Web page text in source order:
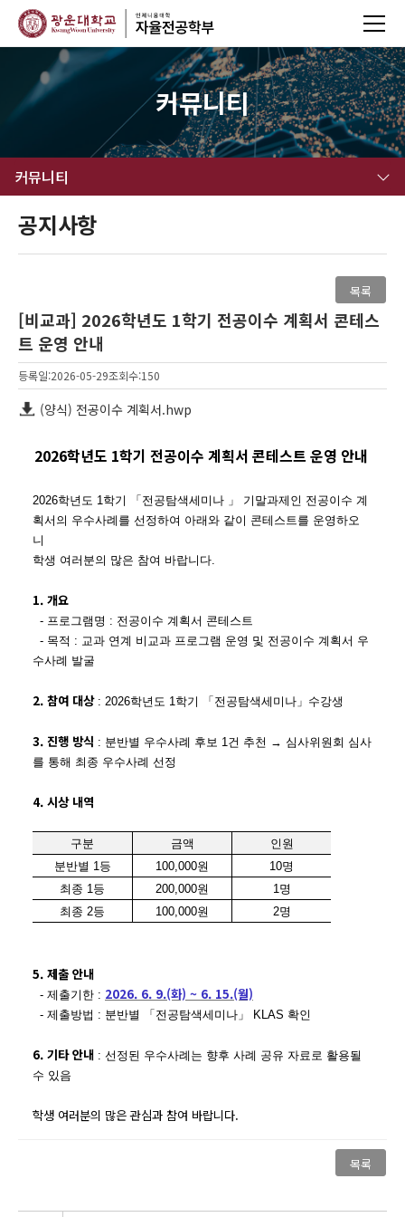
커뮤니티
커뮤니티
공지사항
목록
[비교과] 2026학년도 1학기 전공이수 계획서 콘테스
트 운영 안내
등록일:2026-05-29조회수:150
(양식) 전공이수 계획서.hwp
​2026학년도 1학기 전공이수 계획서 콘테스트 운영 안내
2026학년도 1학기
「전공탐색세미나 」 기말과제인 전공이수 계
획서의 우수사례를 선정하여 아래와 같이 콘테스트를 운영하오
니
학생 여러분의 많은 참여 바랍니다.
1. 개요
- 프로그램명 : 전공이수 계획서 콘테스트
- 목적 : 교과 연계 비교과 프로그램 운영 및 전공이수 계획서 우
수사례 발굴
2. 참여 대상: 2026학년도 1학기 「전공탐색세미나」수강생
3. 진행 방식 : 분반별 우수사례 후보 1건 추천 → 심사위원회 심사
를 통해 최종 우수사례 선정
4. 시상 내역
구분 금액
인원
분반별 1등 100,000원 10명
최종 1등 200,000원 1명
최종 2등 100,000원 2명
5. 제출 안내
- 제출기한 : 2026. 6. 9.(화) ~ 6. 15.(월)
- 제출방법 : 분반별 「 전공탐색세미나 」 KLAS 확인
6. 기타 안내 : 선정된 우수사례는 향후 사례 공유 자료로 활용될
수 있음
학생 여러분의 많은 관심과 참여 바랍니다.
목록